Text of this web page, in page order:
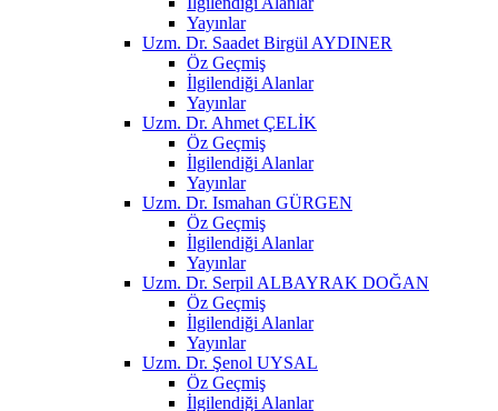
Yayınlar
Uzm. Dr. Saadet Birgül AYDINER
Öz Geçmiş
İlgilendiği Alanlar
Yayınlar
Uzm. Dr. Ahmet ÇELİK
Öz Geçmiş
İlgilendiği Alanlar
Yayınlar
Uzm. Dr. Ismahan GÜRGEN
Öz Geçmiş
İlgilendiği Alanlar
Yayınlar
Uzm. Dr. Serpil ALBAYRAK DOĞAN
Öz Geçmiş
İlgilendiği Alanlar
Yayınlar
Uzm. Dr. Şenol UYSAL
Öz Geçmiş
İlgilendiği Alanlar